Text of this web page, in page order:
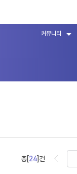
커뮤니티
총[24]건